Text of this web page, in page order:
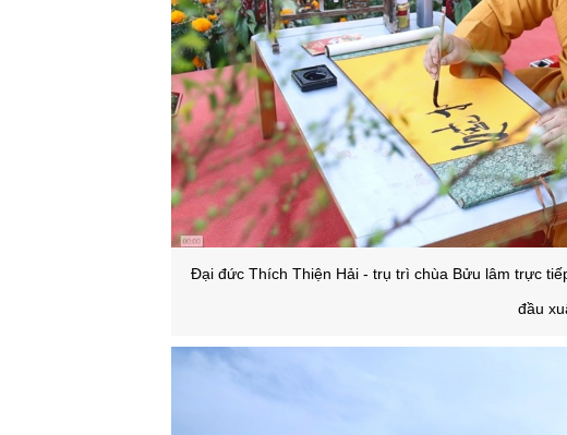
Đại đức Thích Thiện Hải - trụ trì chùa Bửu lâm trực
đầu